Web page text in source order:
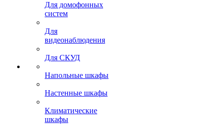
Для домофонных
систем
Для
видеонаблюдения
Для СКУД
Напольные шкафы
Настенные шкафы
Климатические
шкафы